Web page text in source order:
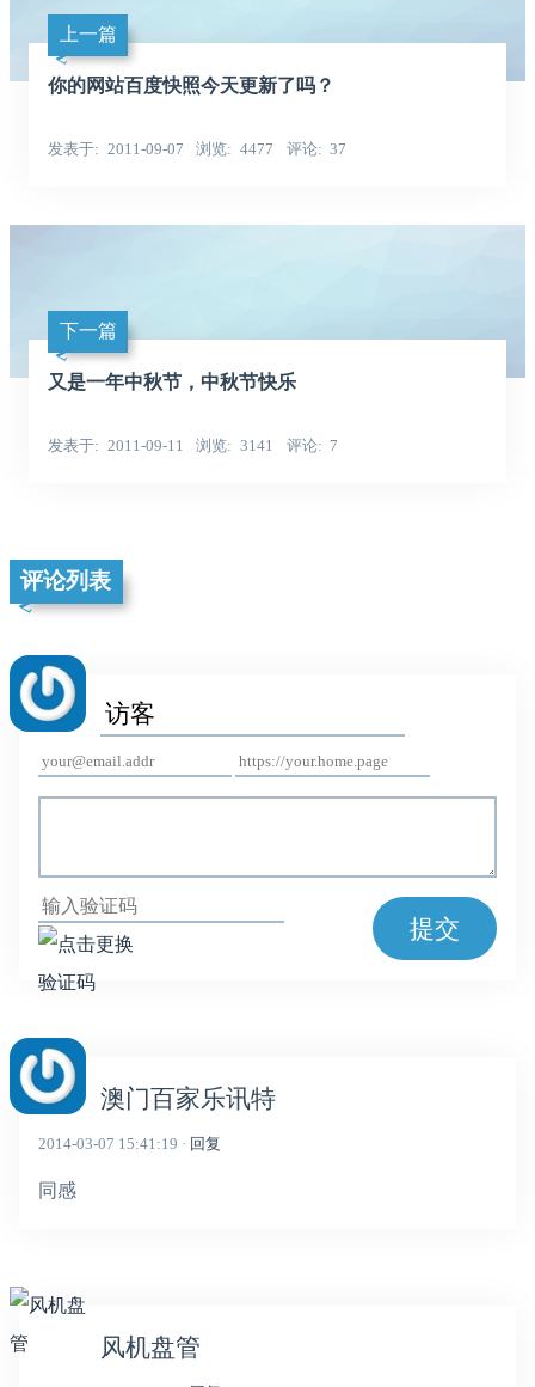
上一篇
你的网站百度快照今天更新了吗？
发表于 2011-09-07 浏览 4477 评论 37
下一篇
又是一年中秋节，中秋节快乐
发表于 2011-09-11 浏览 3141 评论 7
评论列表
提交
澳门百家乐讯特
2014-03-07 15:41:19 · 回复
同感
风机盘管